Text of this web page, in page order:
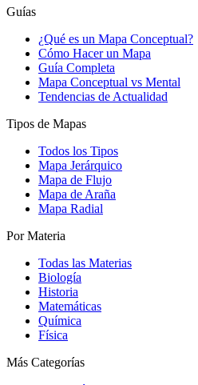
Guías
¿Qué es un Mapa Conceptual?
Cómo Hacer un Mapa
Guía Completa
Mapa Conceptual vs Mental
Tendencias de Actualidad
Tipos de Mapas
Todos los Tipos
Mapa Jerárquico
Mapa de Flujo
Mapa de Araña
Mapa Radial
Por Materia
Todas las Materias
Biología
Historia
Matemáticas
Química
Física
Más Categorías